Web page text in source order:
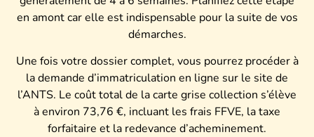
en amont car elle est indispensable pour la suite de vos
démarches.
Une fois votre dossier complet, vous pourrez procéder à
la demande d’immatriculation en ligne sur le site de
l’ANTS. Le coût total de la carte grise collection s’élève
à environ 73,76 €, incluant les frais FFVE, la taxe
forfaitaire et la redevance d’acheminement.